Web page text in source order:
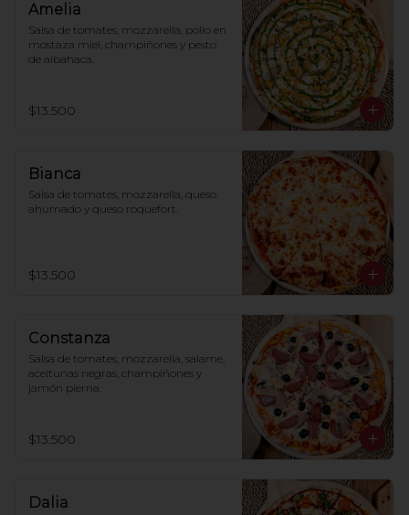
Amelia
Salsa de tomates, mozzarella, pollo en
mostaza miel, champiñones y pesto
de albahaca.
$13.500
Bianca
Salsa de tomates, mozzarella, queso
ahumado y queso roquefort.
$13.500
Constanza
Salsa de tomates, mozzarella, salame,
aceitunas negras, champiñones y
jamón pierna.
$13.500
Dalia